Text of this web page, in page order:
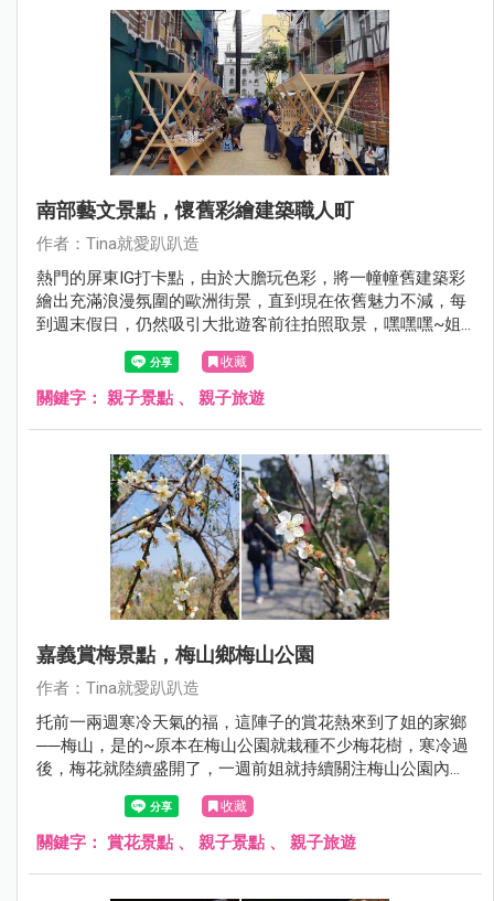
南部藝文景點，懷舊彩繪建築職人町
作者：Tina就愛趴趴造
熱門的屏東IG打卡點，由於大膽玩色彩，將一幢幢舊建築彩
繪出充滿浪漫氛圍的歐洲街景，直到現在依舊魅力不減，每
到週末假日，仍然吸引大批遊客前往拍照取景，嘿嘿嘿~姐
當然也不例外啊！利用去年賞聖誕節燈會的機會，姐也來報
收藏
關鍵字： 親子景點 、 親子旅遊
嘉義賞梅景點，梅山鄉梅山公園
作者：Tina就愛趴趴造
托前一兩週寒冷天氣的福，這陣子的賞花熱來到了姐的家鄉
──梅山，是的~原本在梅山公園就栽種不少梅花樹，寒冷過
後，梅花就陸續盛開了，一週前姐就持續關注梅山公園內的
花況，嘿嘿嘿~趁滿開的週末，姐也回到家鄉賞花惹！
收藏
關鍵字： 賞花景點 、 親子景點 、 親子旅遊